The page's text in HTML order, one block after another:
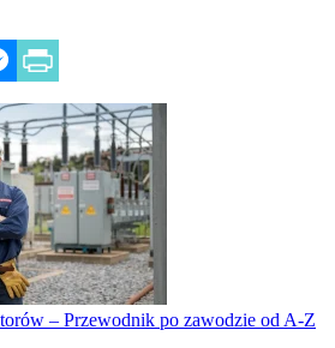
– Przewodnik po zawodzie od A-Z